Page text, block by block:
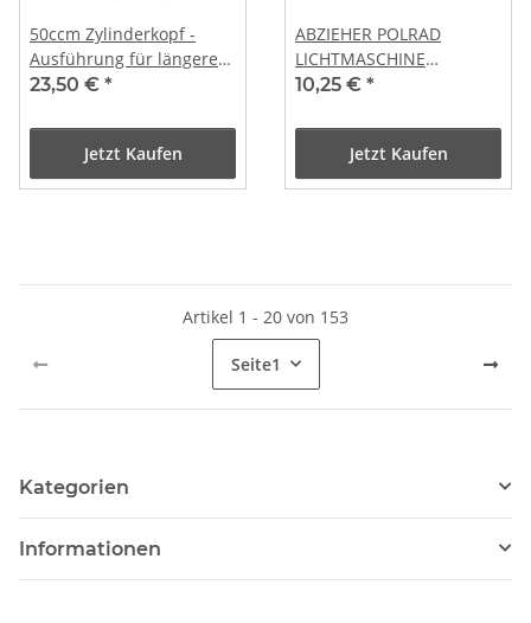
50ccm Zylinderkopf -
Ausführung für längere
Ventile ohne SLS
23,50 € *
Jetzt Kaufen
ABZIEHER POLRAD
LICHTMASCHINE
MINARELLI MOTOREN
JMSTAR JINLUN YY CHINA
ROLLER M27x1
10,25 € *
Jetzt Kaufen
Artikel 1 - 20 von 153
Seite1
Kategorien
Informationen